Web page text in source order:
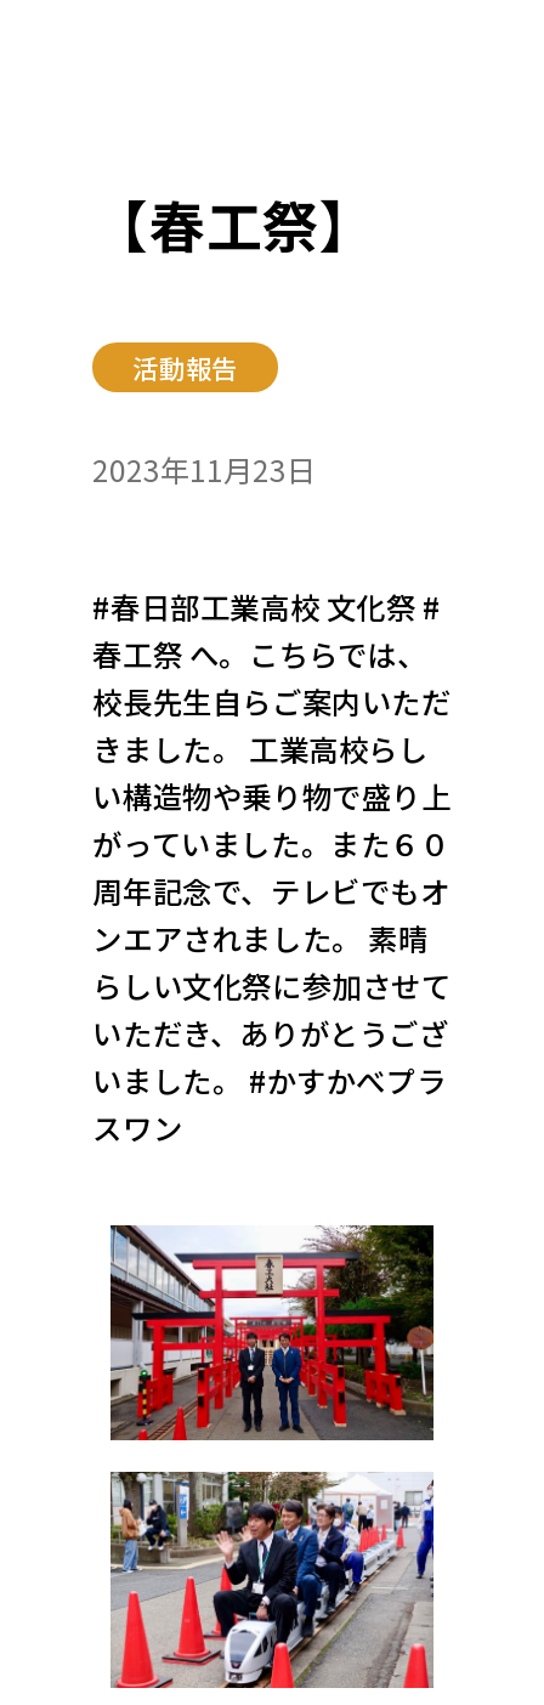
【春工祭】
活動報告
2023年11月23日
#春日部工業高校 文化祭 #
春工祭 へ。こちらでは、
校長先生自らご案内いただ
きました。 工業高校らし
い構造物や乗り物で盛り上
がっていました。また６０
周年記念で、テレビでもオ
ンエアされました。 素晴
らしい文化祭に参加させて
いただき、ありがとうござ
いました。 #かすかべプラ
スワン